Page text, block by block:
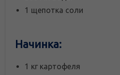
1 щепотка соли
Начинка:
1 кг картофеля